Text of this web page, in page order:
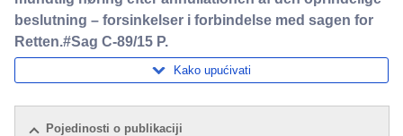
beslutning – forsinkelser i forbindelse med sagen for
Retten.#Sag C-89/15 P.
Kako upućivati
Pojedinosti o publikaciji